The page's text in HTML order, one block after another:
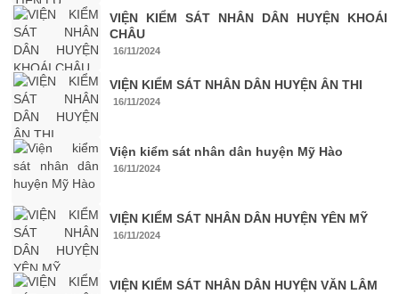
VIỆN KIỂM SÁT NHÂN DÂN HUYỆN KHOÁI
CHÂU
16/11/2024
VIỆN KIỂM SÁT NHÂN DÂN HUYỆN ÂN THI
16/11/2024
Viện kiểm sát nhân dân huyện Mỹ Hào
16/11/2024
VIỆN KIỂM SÁT NHÂN DÂN HUYỆN YÊN MỸ
16/11/2024
VIỆN KIỂM SÁT NHÂN DÂN HUYỆN VĂN LÂM